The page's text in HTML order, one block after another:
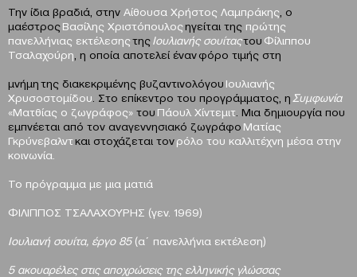
Την ίδια βραδιά, στην Αίθουσα Χρήστος Λαμπράκης , ο
μαέστροςΒασίλης Χριστόπουλοςηγείται της πρώτης
πανελλήνιας εκτέλεσηςτηςΙουλιανής σουίταςτου Φίλιππου
Τσαλαχούρη , η οποία αποτελεί έναν φόρο τιμής στη
μνήμη της διακεκριμένης βυζαντινολόγου Ιουλιανής
Χρυσοστομίδου . Στο επίκεντρο του προγράμματος, η Συμφωνία
«Ματθίας ο ζωγράφος» του Πάουλ Χίντεμιτ . Μια δημιουργία που
εμπνέεται από τον αναγεννησιακό ζωγράφο Ματίας
Γκρύνεβαλντκαι στοχάζεται τονρόλο του καλλιτέχνη μέσα στην
κοινωνία.
Το πρόγραμμα με μια ματιά
ΦΙΛΙΠΠΟΣ ΤΣΑΛΑΧΟΥΡΗΣ (γεν. 1969)
Ιουλιανή σουίτα, έργο 85(α΄ πανελλήνια εκτέλεση)
5 ακουαρέλες στις αποχρώσεις της ελληνικής γλώσσας